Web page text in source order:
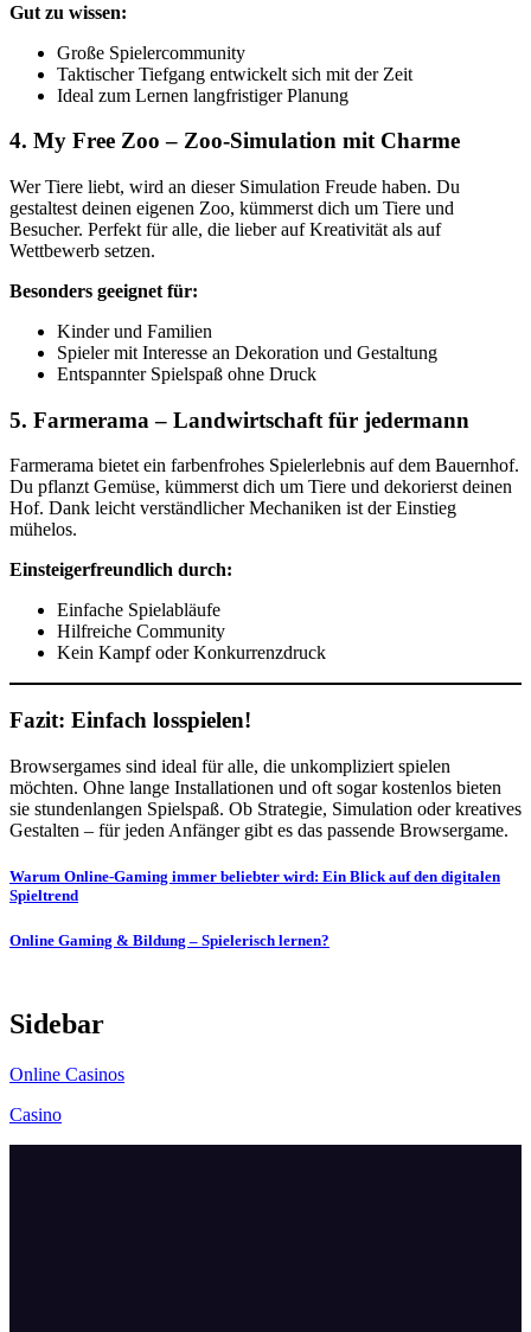
Gut zu wissen:
Große Spielercommunity
Taktischer Tiefgang entwickelt sich mit der Zeit
Ideal zum Lernen langfristiger Planung
4. My Free Zoo – Zoo-Simulation mit Charme
Wer Tiere liebt, wird an dieser Simulation Freude haben. Du
gestaltest deinen eigenen Zoo, kümmerst dich um Tiere und
Besucher. Perfekt für alle, die lieber auf Kreativität als auf
Wettbewerb setzen.
Besonders geeignet für:
Kinder und Familien
Spieler mit Interesse an Dekoration und Gestaltung
Entspannter Spielspaß ohne Druck
5. Farmerama – Landwirtschaft für jedermann
Farmerama bietet ein farbenfrohes Spielerlebnis auf dem Bauernhof.
Du pflanzt Gemüse, kümmerst dich um Tiere und dekorierst deinen
Hof. Dank leicht verständlicher Mechaniken ist der Einstieg
mühelos.
Einsteigerfreundlich durch:
Einfache Spielabläufe
Hilfreiche Community
Kein Kampf oder Konkurrenzdruck
Fazit: Einfach losspielen!
Browsergames sind ideal für alle, die unkompliziert spielen
möchten. Ohne lange Installationen und oft sogar kostenlos bieten
sie stundenlangen Spielspaß. Ob Strategie, Simulation oder kreatives
Gestalten – für jeden Anfänger gibt es das passende Browsergame.
Post
navigation
Warum Online-Gaming immer beliebter wird: Ein Blick auf den digitalen
Spieltrend
Online Gaming & Bildung – Spielerisch lernen?
Sidebar
Online Casinos
Casino